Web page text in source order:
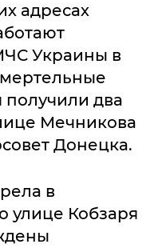
адресах
Украины в
два
Мечникова
Донецка.
в
улице Кобзаря